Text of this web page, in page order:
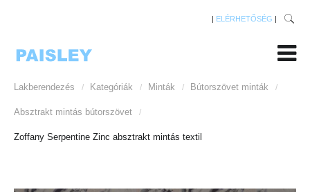
| ELÉRHETŐSÉG |
Lakberendezés / Kategóriák / Minták / Bútorszövet minták /
Absztrakt mintás bútorszövet /
Zoffany Serpentine Zinc absztrakt mintás textil